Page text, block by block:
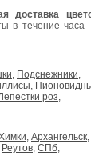
доставка
в течение
, Подснежники,
,
роз,
, Архангельск,
Реутов, СПб,